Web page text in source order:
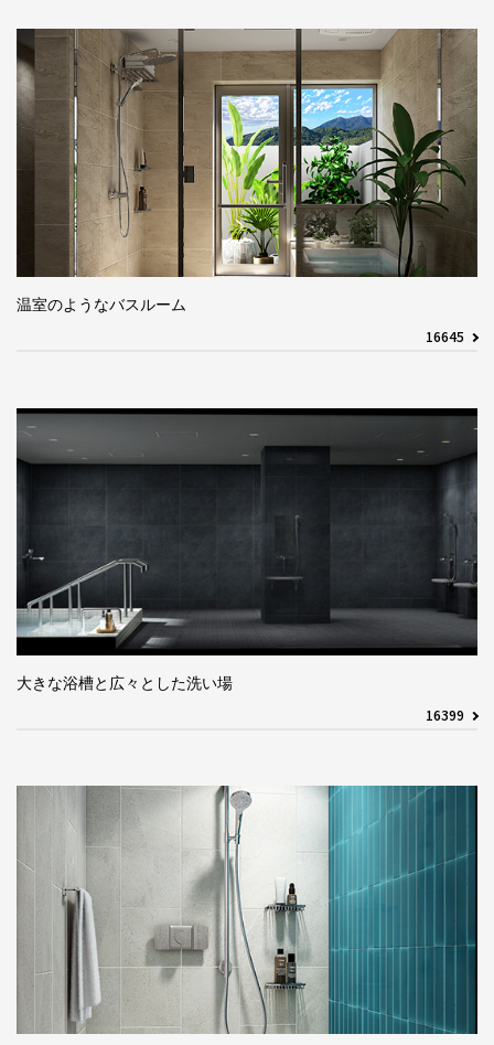
温室のようなバスルーム
16645
大きな浴槽と広々とした洗い場
16399